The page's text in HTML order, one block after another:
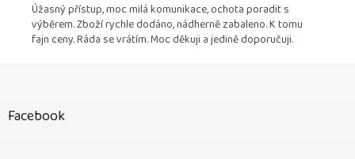
Úžasný přístup, moc milá komunikace, ochota poradit s
výběrem. Zboží rychle dodáno, nádherně zabaleno. K tomu
fajn ceny. Ráda se vrátím. Moc děkuji a jedině doporučuji.
Facebook